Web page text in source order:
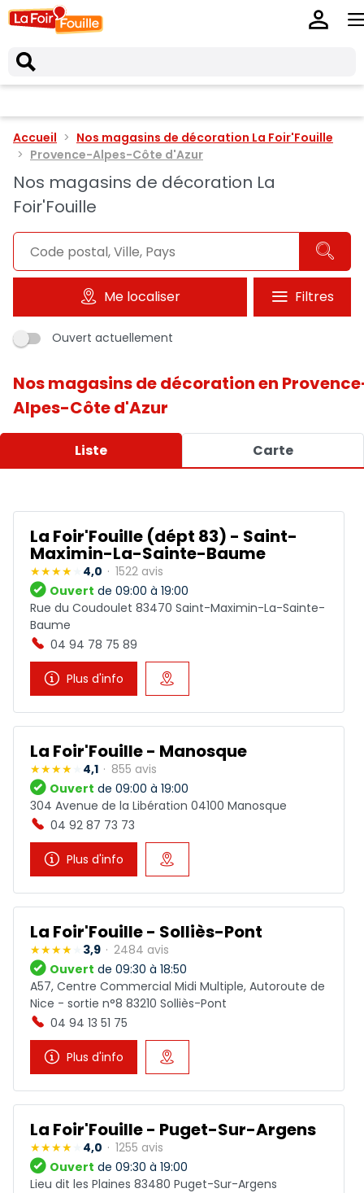
Accueil
Nos magasins de décoration La Foir'Fouille
Provence-Alpes-Côte d'Azur
Nos magasins de décoration La
Foir'Fouille
Me localiser Filtres
Ouvert actuellement
Nos magasins de décoration en
Alpes-Côte d'Azur
Liste Carte
La Foir'Fouille (dépt 83) - Saint-
Maximin-La-Sainte-Baume
4,0
1522 avis
Ouvert de 09:00 à 19:00
Rue du Coudoulet 83470 Saint-Maximin-La-Sainte-
Baume
04 94 78 75 89
Plus d'info
La Foir'Fouille - Manosque
4,1
855 avis
Ouvert de 09:00 à 19:00
304 Avenue de la Libération 04100 Manosque
04 92 87 73 73
Plus d'info
La Foir'Fouille - Solliès-Pont
3,9
2484 avis
Ouvert de 09:30 à 18:50
A57, Centre Commercial Midi Multiple, Autoroute de
Nice - sortie n°8 83210 Solliès-Pont
04 94 13 51 75
Plus d'info
La Foir'Fouille - Puget-Sur-Argens
4,0
1255 avis
Ouvert de 09:30 à 19:00
Lieu dit les Plaines 83480 Puget-Sur-Argens